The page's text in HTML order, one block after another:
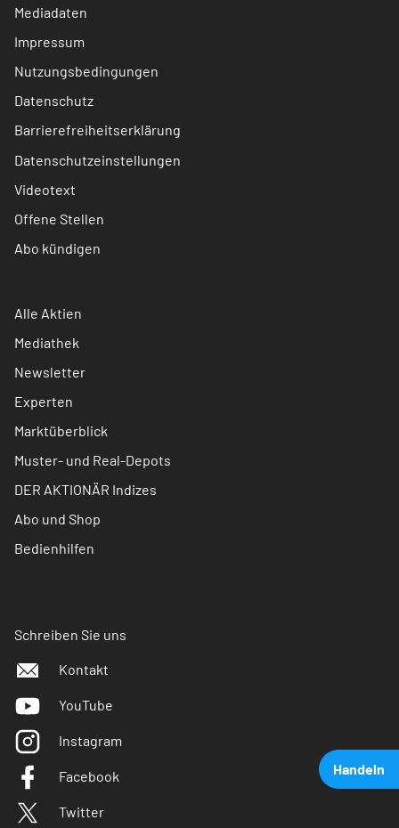
Handeln
Mediadaten
Impressum
Nutzungsbedingungen
Datenschutz
Barrierefreiheitserklärung
Datenschutzeinstellungen
Videotext
Offene Stellen
Abo kündigen
Alle Aktien
Mediathek
Newsletter
Experten
Marktüberblick
Muster- und Real-Depots
DER AKTIONÄR Indizes
Abo und Shop
Bedienhilfen
Schreiben Sie uns
Kontakt
YouTube
Instagram
Facebook
Twitter